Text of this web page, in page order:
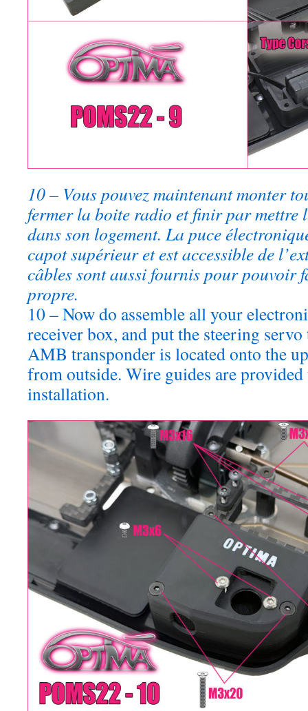
10 – Vous pouvez maintenant monter
fermer la boite radio et finir par mettre
dans son logement. La puce
capot supérieur et est accessible de
câbles sont aussi fournis pour pouvoir
propre.
10 – Now do assemble all your
receiver box, and put the steering
AMB transponder is located onto the
from outside. Wire guides are provided
installation.